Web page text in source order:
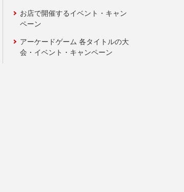
お店で開催するイベント・キャン
ペーン
アーケードゲーム 各タイトルの大
会・イベント・キャンペーン